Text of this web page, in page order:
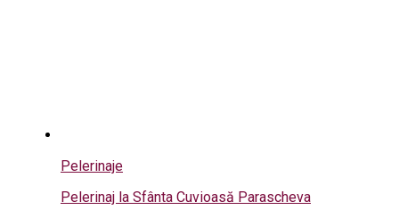
Pelerinaje
Pelerinaj la Sfânta Cuvioasă Parascheva